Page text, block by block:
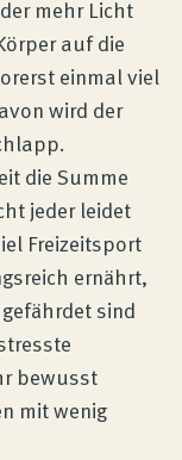
mehr Licht
auf die
einmal viel
wird der
die Summe
jeder leidet
Freizeitsport
ernährt,
sind
bewusst
mit wenig